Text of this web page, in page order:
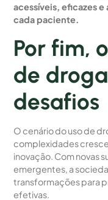
acessíveis, eficazes
cada paciente.
Por fim,
de
desafios
O cenário do uso de
complexidades
inovação. Com novas
emergentes, a
transformações para
efetivas.